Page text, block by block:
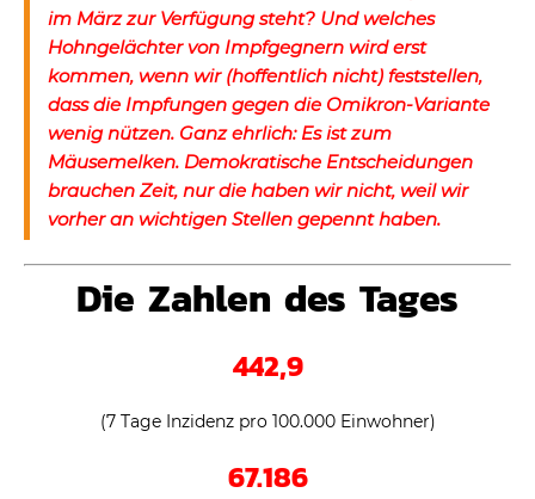
im März zur Verfügung steht? Und welches
Hohngelächter von Impfgegnern wird erst
kommen, wenn wir (hoffentlich nicht) feststellen,
dass die Impfungen gegen die Omikron-Variante
wenig nützen. Ganz ehrlich: Es ist zum
Mäusemelken. Demokratische Entscheidungen
brauchen Zeit, nur die haben wir nicht, weil wir
vorher an wichtigen Stellen gepennt haben.
Die Zahlen des Tages
442,9
(7 Tage Inzidenz pro 100.000 Einwohner)
67.186